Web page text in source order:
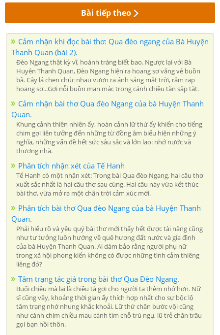
Bài tiếp theo
Cảm nhận khi đọc bài thơ: Qua đèo ngang của Bà Huyện
Thanh Quan (bài 2).
Đèo Ngang thật kỳ vĩ, hoành tráng biết bao. Ngược lại với Bà
Huyện Thanh Quan, Đèo Ngang hiện ra hoang sơ vắng vẻ buồn
bã. Cây lá chen chúc nhau vươn ra ánh sáng mặt trời, rậm rạp
hoang sơ...Gợi nỗi buồn man mác trong cảnh chiều tàn sắp tắt.
Cảm nhận bài thơ Qua đèo Ngang của bà Huyện Thanh
Quan.
Khung cảnh thiên nhiên ấy, hoàn cảnh lữ thứ ấy khiến cho tiếng
chim gợi liên tưởng đến những từ đồng âm biểu hiện những ý
nghĩa, những vấn đề hết sức sâu sắc và lớn lao: nhớ nước và
thương nhà.
Phân tích nhận xét của Tế Hanh
Tế Hanh có một nhận xét: Trong bài Qua đèo Ngang, hai câu thơ
xuất sắc nhất là hai câu thơ sau cùng. Hai câu này vừa kết thúc
bài thơ, vừa mở ra một chân trời cảm xúc mới.
Phân tích bài thơ Qua đèo Ngang của bà Huyện Thanh
Quan.
Phải hiểu rõ và yêu quý bài thơ mới thấy hết được tài năng cũng
như tư tưởng luôn hướng về quê hương đất nước và gia đình
của bà Huyện Thanh Quan. Ai dám bảo rằng người phụ nữ
trong xã hội phong kiến không có được những tình cảm thiêng
liêng đó?
Tâm trạng tác giả trong bài thơ Qua Đèo Ngang.
Buổi chiều mà lại là chiều tà gợi cho người ta thêm nhớ hơn. Nữ
sĩ cũng vậy, khoảng thời gian ấy thích hợp nhất cho sự bộc lộ
tâm trạng nhớ nhung khắc khoải. Lữ thứ chân bước vội cũng
như cánh chim chiều mau cánh tìm chỗ trú ngụ, lũ trẻ chăn trâu
gọi bạn hồi thôn.